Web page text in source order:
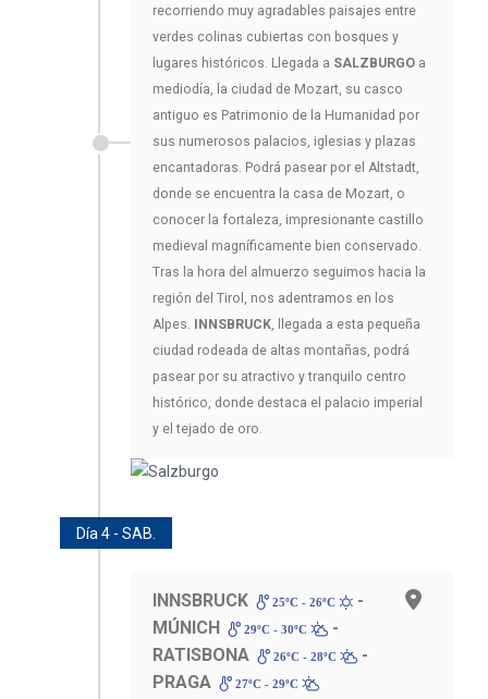
recorriendo muy agradables paisajes entre
verdes colinas cubiertas con bosques y
lugares históricos. Llegada a SALZBURGO a
mediodía, la ciudad de Mozart, su casco
antiguo es Patrimonio de la Humanidad por
sus numerosos palacios, iglesias y plazas
encantadoras. Podrá pasear por el Altstadt,
donde se encuentra la casa de Mozart, o
conocer la fortaleza, impresionante castillo
medieval magníficamente bien conservado.
Tras la hora del almuerzo seguimos hacia la
región del Tirol, nos adentramos en los
Alpes. INNSBRUCK , llegada a esta pequeña
ciudad rodeada de altas montañas, podrá
pasear por su atractivo y tranquilo centro
histórico, donde destaca el palacio imperial
y el tejado de oro.
Día 4 - SAB.
INNSBRUCK 25ºC - 26ºC
-
MÚNICH
29ºC - 30ºC
-
RATISBONA
26ºC - 28ºC
-
PRAGA
27ºC - 29ºC